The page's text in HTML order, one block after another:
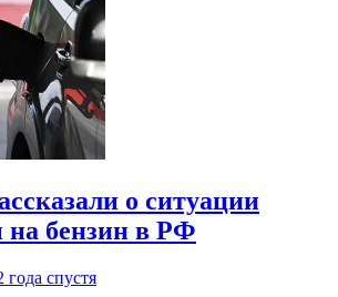
о ситуации
на бензин в РФ
года спустя